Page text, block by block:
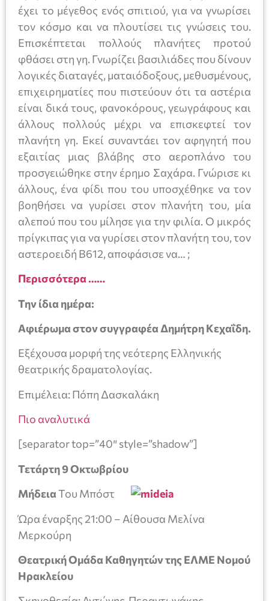
έχει το μέγεθος ενός σπιτιού, για να γνωρίσει
τον κόσμο και να πλουτίσει τις γνώσεις του.
Επισκέπτεται πολλούς πλανήτες προτού
φθάσει στη γη. Γνωρίζει βασιλιάδες που δίνουν
λογικές διαταγές, ματαιόδοξους, μεθυσμένους,
επιχειρηματίες που πιστεύουν ότι τα αστέρια
είναι δικά τους, φανοκόρους, γεωγράφους και
άλλους πολλούς μέχρι να επισκεφτεί τον
πλανήτη γη. Εκεί συναντάει τον αφηγητή που
εξαιτίας μιας βλάβης στο αεροπλάνο του
προσγειώθηκε στην έρημο Σαχάρα. Γνώρισε κι
άλλους, ένα φίδι που του υποσχέθηκε να τον
βοηθήσει να γυρίσει στον πλανήτη του, μία
αλεπού που του μίλησε για την φιλία. Ο μικρός
πρίγκιπας για να γυρίσει στον πλανήτη του, τον
αστεροειδή Β612, αποφάσισε να… ;
Περισσότερα ……
Την ίδια ημέρα:
Αφιέρωμα στον συγγραφέα Δημήτρη Κεχαΐδη.
Εξέχουσα μορφή της νεότερης Ελληνικής
θεατρικής δραματολογίας.
Επιμέλεια: Πόπη Δασκαλάκη
Πιο αναλυτικά
[separator top=”40″ style=”shadow”]
Τετάρτη 9 Οκτωβρίου
ΜήδειαΤου Μπόστ
Ώρα έναρξης 21:00 – Αίθουσα Μελίνα
Μερκούρη
Θεατρική Ομάδα Καθηγητών της ΕΛΜΕ Νομού
Ηρακλείου